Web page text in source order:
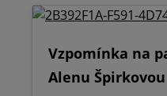
Vzpomínka na
Alenu Špirkovou